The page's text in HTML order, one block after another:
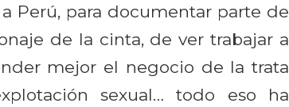
a Perú, para documentar parte de
de la cinta, de ver trabajar a
mejor el negocio de la trata
sexual… todo eso ha